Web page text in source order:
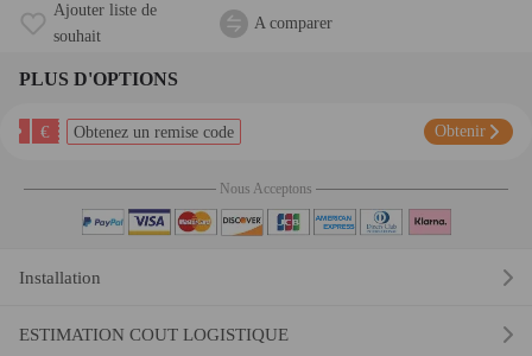
Ajouter liste de
souhait
A comparer
PLUS D'OPTIONS
€ Obtenez un remise code Obtenir
Nous Acceptons
Installation
ESTIMATION COUT LOGISTIQUE